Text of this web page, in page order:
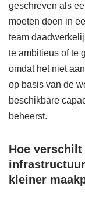
geschreven als
moeten doen in
team
te ambitieus of te
omdat het niet
op basis van de
beschikbare
beheerst.
Hoe
kleiner